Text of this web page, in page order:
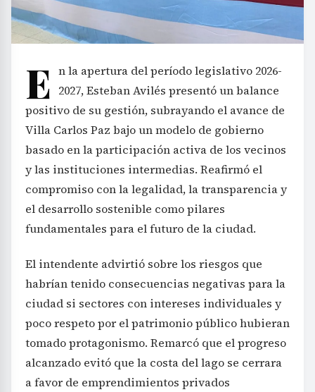
E n la apertura del período legislativo 2026-
2027, Esteban Avilés presentó un balance
positivo de su gestión, subrayando el avance de
Villa Carlos Paz bajo un modelo de gobierno
basado en la participación activa de los vecinos
y las instituciones intermedias. Reafirmó el
compromiso con la legalidad, la transparencia y
el desarrollo sostenible como pilares
fundamentales para el futuro de la ciudad.
El intendente advirtió sobre los riesgos que
habrían tenido consecuencias negativas para la
ciudad si sectores con intereses individuales y
poco respeto por el patrimonio público hubieran
tomado protagonismo. Remarcó que el progreso
alcanzado evitó que la costa del lago se cerrara
a favor de emprendimientos privados